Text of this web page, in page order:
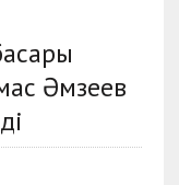
Әмзеев